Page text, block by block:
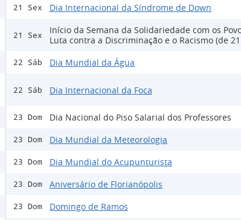
21 Sex Dia Internacional da Síndrome de Down
21 Sex
Início da Semana da Solidariedade com os
Luta contra a Discriminação e o Racismo (de
22 Sáb Dia Mundial da Água
22 Sáb Dia Internacional da Foca
23 Dom Dia Nacional do Piso Salarial dos Professores
23 Dom Dia Mundial da Meteorologia
23 Dom Dia Mundial do Acupunturista
23 Dom Aniversário de Florianópolis
23 Dom Domingo de Ramos